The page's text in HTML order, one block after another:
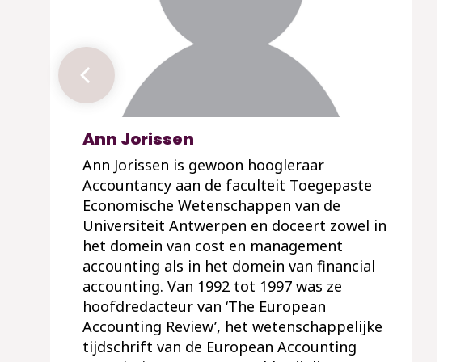
Ann Jorissen
Ann Jorissen is gewoon hoogleraar
Accountancy aan de faculteit Toegepaste
Economische Wetenschappen van de
Universiteit Antwerpen en doceert zowel in
het domein van cost en management
accounting als in het domein van financial
accounting. Van 1992 tot 1997 was ze
hoofdredacteur van ‘The European
Accounting Review’, het wetenschappelijke
tijdschrift van de European Accounting